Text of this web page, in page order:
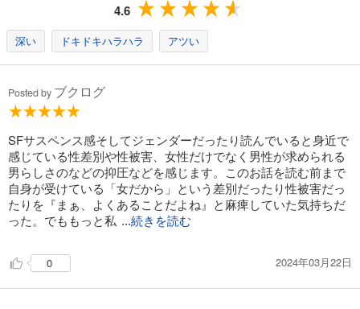
弱い蒔人など、多様性が叫ばれる現代にマッチしているキャラクター
達に注目いただきたいですが、そんな生きづらさを感じている人たち
ています。
ラブストーリー・お仕事マンガ・トレンディな物語・ミステリと、
色々な切り口から楽しめる作品です。
4.6
深い ドキドキハラハラ アツい
Posted by ブクログ
SFサスペンス感そしてジェンダーだったり読んでいると身近で
感じている性差別や性被害、女性だけでなく男性が求められる
男らしさのなどの抑圧などを感じます。このお話を読む前まで
自身が受けている「女だから」という差別だったり性被害だっ
たりを『まぁ、よくあることだよね』と麻痺していた気持ちだ
った。でももっと私 ...続きを読む
0 2024年03月22日